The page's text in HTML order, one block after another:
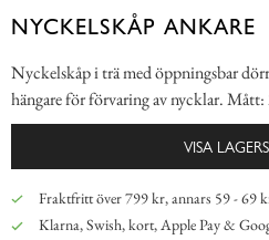
NYCKELSKÅP ANKARE
Nyckelskåp i trä med öppningsbar
hängare för förvaring av nycklar.
VISA
Fraktfritt över 799 kr, annars 59 - 69
Klarna, Swish, kort, Apple Pay &